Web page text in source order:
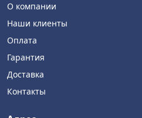
О компании
Наши клиенты
Оплата
Гарантия
Доставка
Контакты